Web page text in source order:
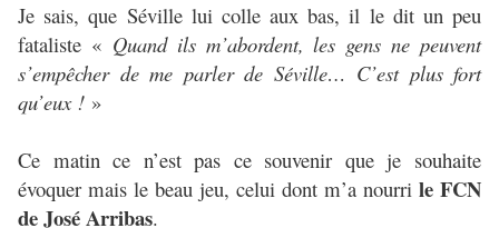
Je sais, que Séville lui colle aux bas, il le dit un peu
fataliste « Quand ils m’abordent, les gens ne peuvent
s’empêcher de me parler de Séville… C’est plus fort
qu’eux ! »
Ce matin ce n’est pas ce souvenir que je souhaite
évoquer mais le beau jeu, celui dont m’a nourri le FCN
de José Arribas.